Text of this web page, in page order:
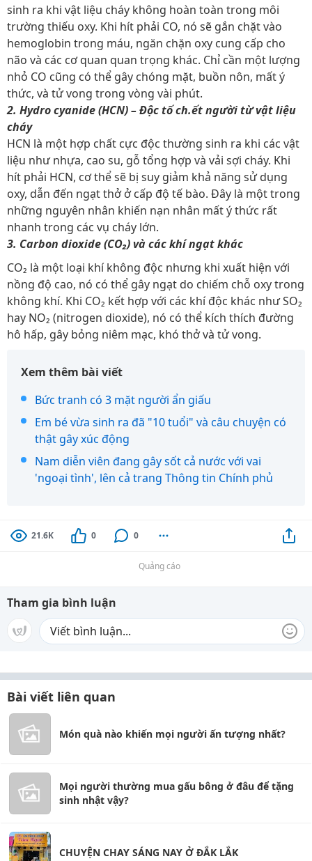
sinh ra khi vật liệu cháy không hoàn toàn trong môi
trường thiếu oxy. Khi hít phải CO, nó sẽ gắn chặt vào
hemoglobin trong máu, ngăn chặn oxy cung cấp cho
não và các cơ quan quan trọng khác. Chỉ cần một lượng
nhỏ CO cũng có thể gây chóng mặt, buồn nôn, mất ý
thức, và tử vong trong vòng vài phút.
2. Hydro cyanide (HCN) – Độc tố ch.ết người từ vật liệu
cháy
HCN là một hợp chất cực độc thường sinh ra khi các vật
liệu như nhựa, cao su, gỗ tổng hợp và vải sợi cháy. Khi
hít phải HCN, cơ thể sẽ bị suy giảm khả năng sử dụng
oxy, dẫn đến ngạt thở ở cấp độ tế bào. Đây là một trong
những nguyên nhân khiến nạn nhân mất ý thức rất
nhanh trong các vụ cháy lớn.
3. Carbon dioxide (CO₂) và các khí ngạt khác
CO₂ là một loại khí không độc nhưng khi xuất hiện với
nồng độ cao, nó có thể gây ngạt do chiếm chỗ oxy trong
không khí. Khi CO₂ kết hợp với các khí độc khác như SO₂
hay NO₂ (nitrogen dioxide), nó có thể kích thích đường
hô hấp, gây bỏng niêm mạc, khó thở và tử vong.
Xem thêm bài viết
Bức tranh có 3 mặt người ẩn giấu
Em bé vừa sinh ra đã "10 tuổi" và câu chuyện có
thật gây xúc động
Nam diễn viên đang gây sốt cả nước với vai
'ngoại tình', lên cả trang Thông tin Chính phủ
21.6K 0 0
Quảng cáo
Tham gia bình luận
Bài viết liên quan
Món quà nào khiến mọi người ấn tượng nhất?
Mọi người thường mua gấu bông ở đâu để tặng
sinh nhật vậy?
CHUYỆN CHAY SÁNG NAY Ở ĐẮK LẮK